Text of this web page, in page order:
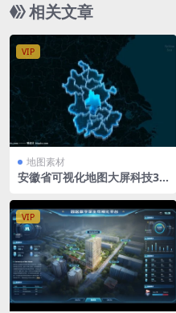
相关文章
VIP
地图素材
安徽省可视化地图大屏科技3D
钢笔路径分层
VIP